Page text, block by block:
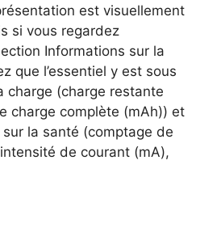
est visuellement
si vous regardez
Informations sur la
que l’essentiel y est sous
charge (charge restante
charge complète (mAh)) et
la santé (comptage de
de courant (mA),